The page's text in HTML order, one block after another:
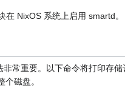
在 NixOS 系统上启用 smartd。
常重要。以下命令将打印存储
磁盘。